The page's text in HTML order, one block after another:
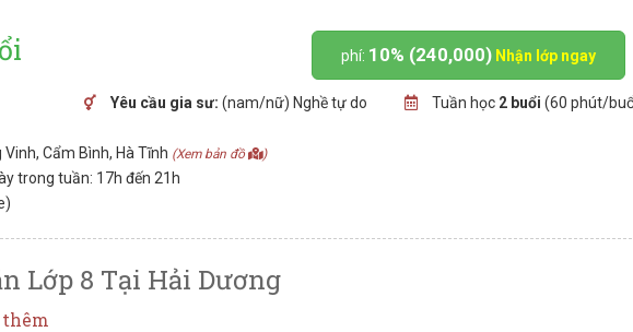
phí: 10% (240,000) Nhận lớp ngay
Yêu cầu gia sư: (nam/nữ) Nghề tự do Tuần học 2 buổi (60 phút/
Cẩm Bình, Hà Tĩnh (Xem bản đồ )
trong tuần: 17h đến 21h
Lớp 8 Tại Hải Dương